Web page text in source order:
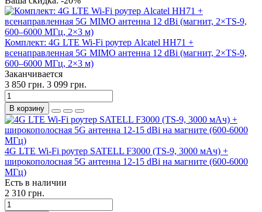
Комплект: 4G LTE Wi-Fi роутер Alcatel HH71 +
всенаправленная 5G MIMO антенна 12 dBi (магнит, 2×TS-9,
600–6000 МГц, 2×3 м)
Заканчивается
3 850 грн. 3 099 грн.
В корзину
4G LTE Wi-Fi роутер SATELL F3000 (TS-9, 3000 мАч) +
широкополосная 5G антенна 12-15 dBi на магните (600-6000
МГц)
Есть в наличии
2 310 грн.